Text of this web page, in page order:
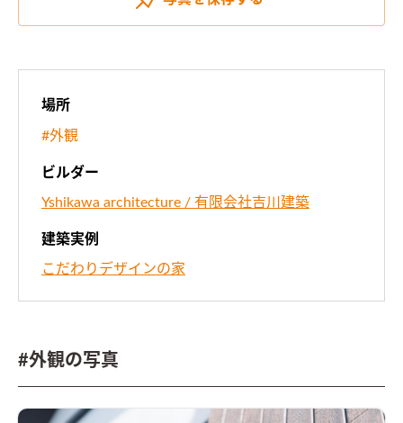
場所
#外観
ビルダー
Yshikawa architecture / 有限会社吉川建築
建築実例
こだわりデザインの家
#外観の写真